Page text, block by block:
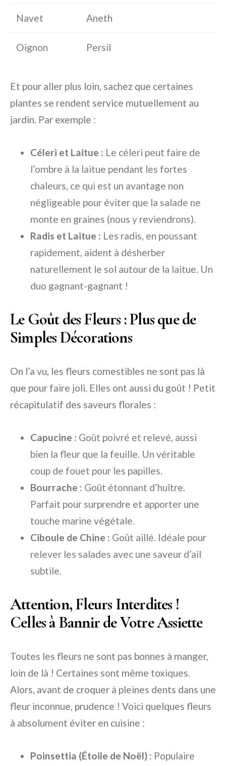
Navet Aneth
Oignon Persil
Et pour aller plus loin, sachez que certaines
plantes se rendent service mutuellement au
jardin. Par exemple :
Céleri et Laitue : Le céleri peut faire de
l’ombre à la laitue pendant les fortes
chaleurs, ce qui est un avantage non
négligeable pour éviter que la salade ne
monte en graines (nous y reviendrons).
Radis et Laitue : Les radis, en poussant
rapidement, aident à désherber
naturellement le sol autour de la laitue. Un
duo gagnant-gagnant !
Le Goût des Fleurs : Plus que de
Simples Décorations
On l’a vu, les fleurs comestibles ne sont pas là
que pour faire joli. Elles ont aussi du goût ! Petit
récapitulatif des saveurs florales :
Capucine : Goût poivré et relevé, aussi
bien la fleur que la feuille. Un véritable
coup de fouet pour les papilles.
Bourrache : Goût étonnant d’huître.
Parfait pour surprendre et apporter une
touche marine végétale.
Ciboule de Chine : Goût aillé. Idéale pour
relever les salades avec une saveur d’ail
subtile.
Attention, Fleurs Interdites !
Celles à Bannir de Votre Assiette
Toutes les fleurs ne sont pas bonnes à manger,
loin de là ! Certaines sont même toxiques.
Alors, avant de croquer à pleines dents dans une
fleur inconnue, prudence ! Voici quelques fleurs
à absolument éviter en cuisine :
Poinsettia (Étoile de Noël) : Populaire